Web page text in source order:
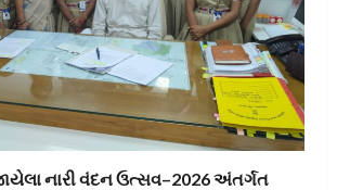
નારી વંદન ઉત્સવ–2026 અંતર્ગત